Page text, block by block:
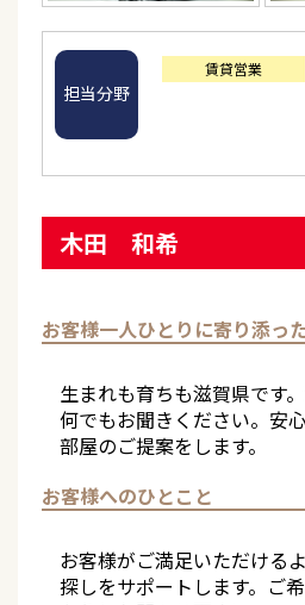
担当分野
賃貸営業
木田 和希
お客様一人ひとりに寄り添っ
生まれも育ちも滋賀県です
何でもお聞きください。安
部屋のご提案をします。
お客様へのひとこと
お客様がご満足いただける
探しをサポートします。ご